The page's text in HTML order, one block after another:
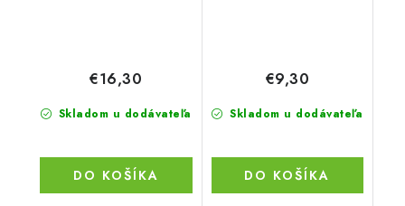
Skladom u dodávateľa
€16,30
DO KOŠÍKA
Skladom u dodávateľa
€9,30
DO KOŠÍKA